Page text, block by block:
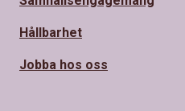
Hållbarhet
Jobba hos oss